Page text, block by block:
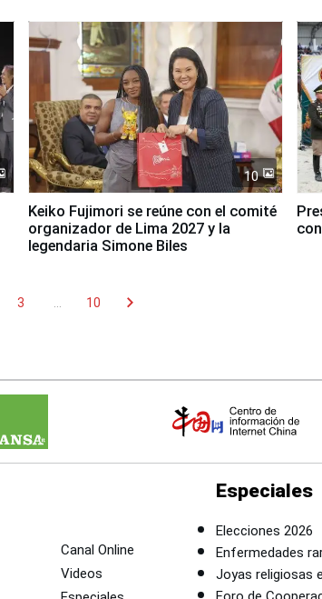
10
Keiko Fujimori se reúne con el comité
organizador de Lima 2027 y la
legendaria Simone Biles
3 10 chevron_right
Canal Online
Videos
Especiales
Elecciones 2026
Enfermedades
Joyas religiosas